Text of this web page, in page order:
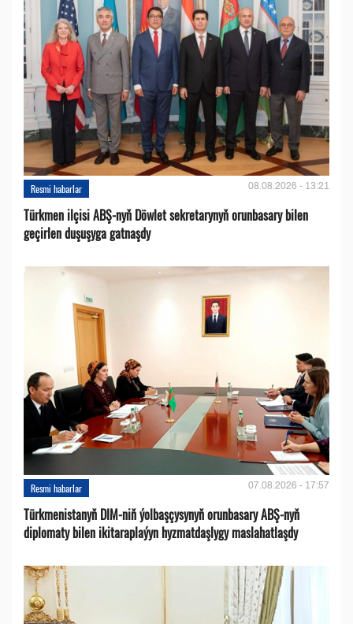
Resmi habarlar 08.08.2026 - 13:21
Türkmen ilçisi ABŞ-nyň Döwlet sekretarynyň orunbasary bilen
geçirlen duşuşyga gatnaşdy
Resmi habarlar 07.08.2026 - 17:57
Türkmenistanyň DIM-niň ýolbaşçysynyň orunbasary ABŞ-nyň
diplomaty bilen ikitaraplaýyn hyzmatdaşlygy maslahatlaşdy